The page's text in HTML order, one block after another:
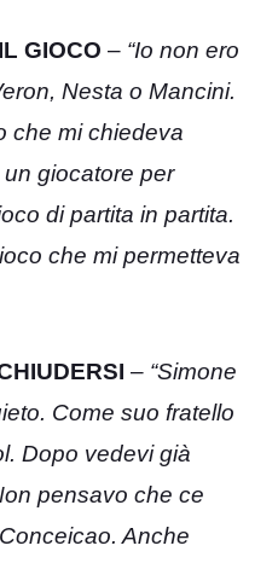
GIOCO – “Io non ero
Nesta o Mancini.
che mi chiedeva
giocatore per
di partita in partita.
che mi permetteva
– “Simone
Come suo fratello
Dopo vedevi già
pensavo che ce
Anche